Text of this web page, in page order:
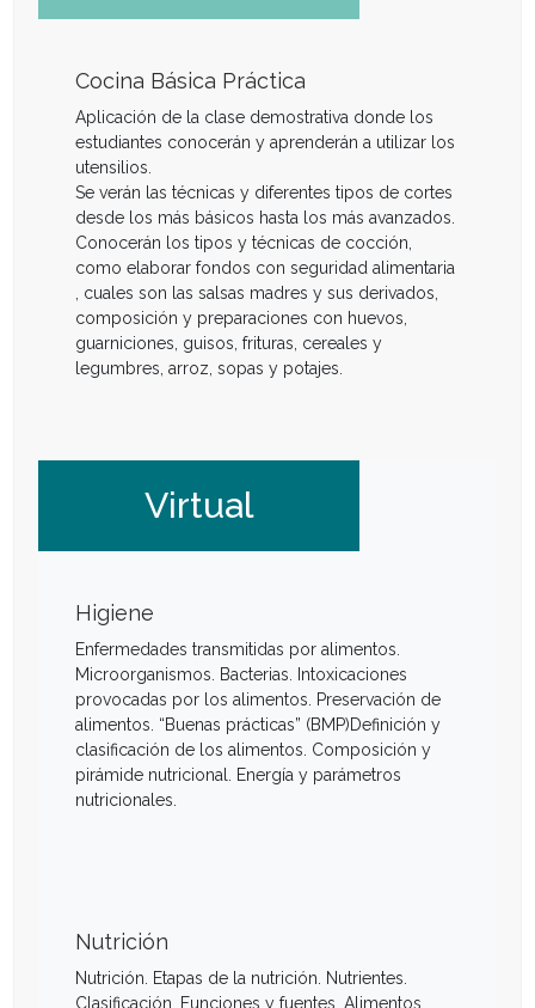
Cocina Básica Práctica
Aplicación de la clase demostrativa donde los
estudiantes conocerán y aprenderán a utilizar los
utensilios.
Se verán las técnicas y diferentes tipos de cortes
desde los más básicos hasta los más avanzados.
Conocerán los tipos y técnicas de cocción,
como elaborar fondos con seguridad alimentaria
, cuales son las salsas madres y sus derivados,
composición y preparaciones con huevos,
guarniciones, guisos, frituras, cereales y
legumbres, arroz, sopas y potajes.
Virtual
Higiene
Enfermedades transmitidas por alimentos.
Microorganismos. Bacterias. Intoxicaciones
provocadas por los alimentos. Preservación de
alimentos. “Buenas prácticas” (BMP)Definición y
clasificación de los alimentos. Composición y
pirámide nutricional. Energía y parámetros
nutricionales.
Nutrición
Nutrición. Etapas de la nutrición. Nutrientes.
Clasificación. Funciones y fuentes. Alimentos.